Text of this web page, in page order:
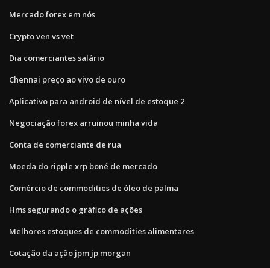
Mercado forex em nós
Crypto ven vs vet
Dia comerciantes salário
Chennai preço ao vivo de ouro
Aplicativo para android de nível de estoque 2
Negociação forex arruinou minha vida
Conta de comerciante de rua
Moeda do ripple xrp boné de mercado
Comércio de commodities de óleo de palma
Hms segurando o gráfico de ações
Melhores estoques de commodities alimentares
Cotação da ação jpm jp morgan